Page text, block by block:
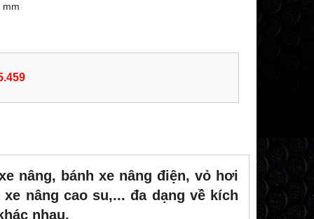
mm
nâng, bánh xe nâng điện, vỏ hơi
nâng cao su,... đa dạng về kích
nhau.